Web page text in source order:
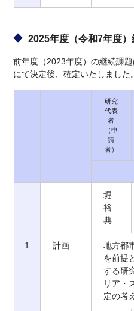
2025年度（令和7年度）
前年度（2023年度）の継続課
にて決定後、確定いたしました
研究
代表
者
（申
請
者）
1 計画
堀
裕
典
地方都
を前提
する研
リア・
定の考